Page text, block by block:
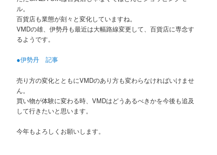
ル。
百貨店も業態が刻々と変化していますね。
VMDの雄、伊勢丹も最近は大幅路線変更して、百貨店に専念す
るようです。
●伊勢丹 記事
売り方の変化とともにVMDのあり方も変わらなければいけませ
ん。
買い物が体験に変わる時、VMDはどうあるべきかを今後も追及
して行きたいと思います。
今年もよろしくお願いします。